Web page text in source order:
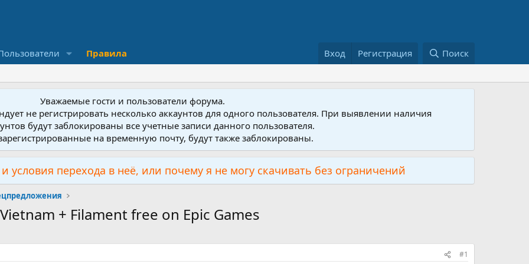
Правила Вход Регистрация Поиск
Уважаемые гости и пользователи форума.
не регистрировать несколько аккаунтов для одного пользователя. При выявлении наличия
будут заблокированы все учетные записи данного пользователя.
на временную почту, будут также заблокированы.
условия перехода в неё, или почему я не могу скачивать без ограничений
+ Filament free on Epic Games
#1